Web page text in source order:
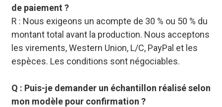
de paiement ?
R : Nous exigeons un acompte de 30 % ou 50 % du
montant total avant la production. Nous acceptons
les virements, Western Union, L/C, PayPal et les
espèces. Les conditions sont négociables.
Q : Puis-je demander un échantillon réalisé selon
mon modèle pour confirmation ?